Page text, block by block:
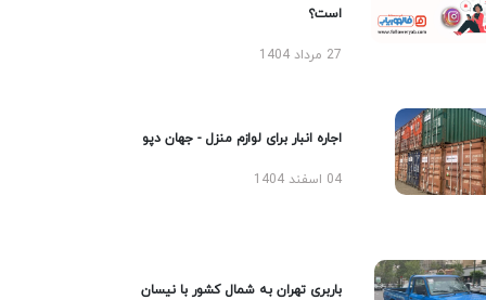
است؟
27 مرداد 1404
اجاره انبار برای لوازم منزل - جهان دپو
04 اسفند 1404
باربری تهران به شمال کشور با نیسان